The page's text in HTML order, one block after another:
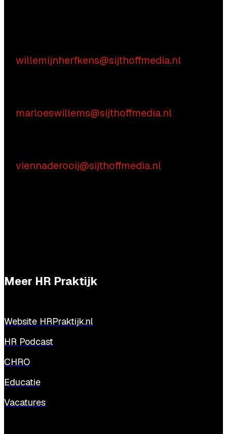
willemijnherfkens@sijthoffmedia.nl
marloeswillems@sijthoffmedia.nl
viennaderooij@sijthoffmedia.nl
Meer HR Praktijk
Website HRPraktijk.nl
HR Podcast
CHRO
Educatie
Vacatures